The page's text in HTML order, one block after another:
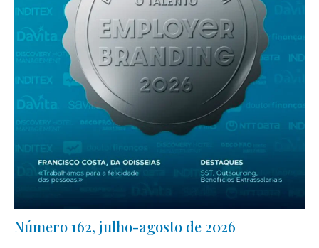
Número 162, julho-agosto de 2026